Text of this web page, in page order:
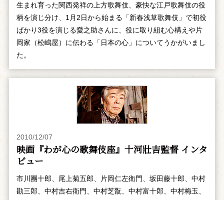
生まれ育った関西発祥の上方歌舞伎、豪快な江戸歌舞伎の役
柄を演じ分け、1月2日から始まる「新春浅草歌舞伎」で初役
ばかり3役を演じる愛之助さんに、役に取り組む心構えや片
岡家（松嶋屋）に伝わる「日本の心」についてうかがいまし
た。
2010/12/07
映画『わが心の歌舞伎座』十河壯吉監督 インタ
ビュー
市川團十郎、尾上菊五郎、片岡仁左衛門、坂田藤十郎、中村
勘三郎、中村吉右衛門、中村芝翫、中村富十郎、中村梅玉、